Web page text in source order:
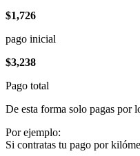
$1,726
pago inicial
$3,238
Pago total
De esta forma solo pagas por
Por ejemplo:
Si contratas tu pago por